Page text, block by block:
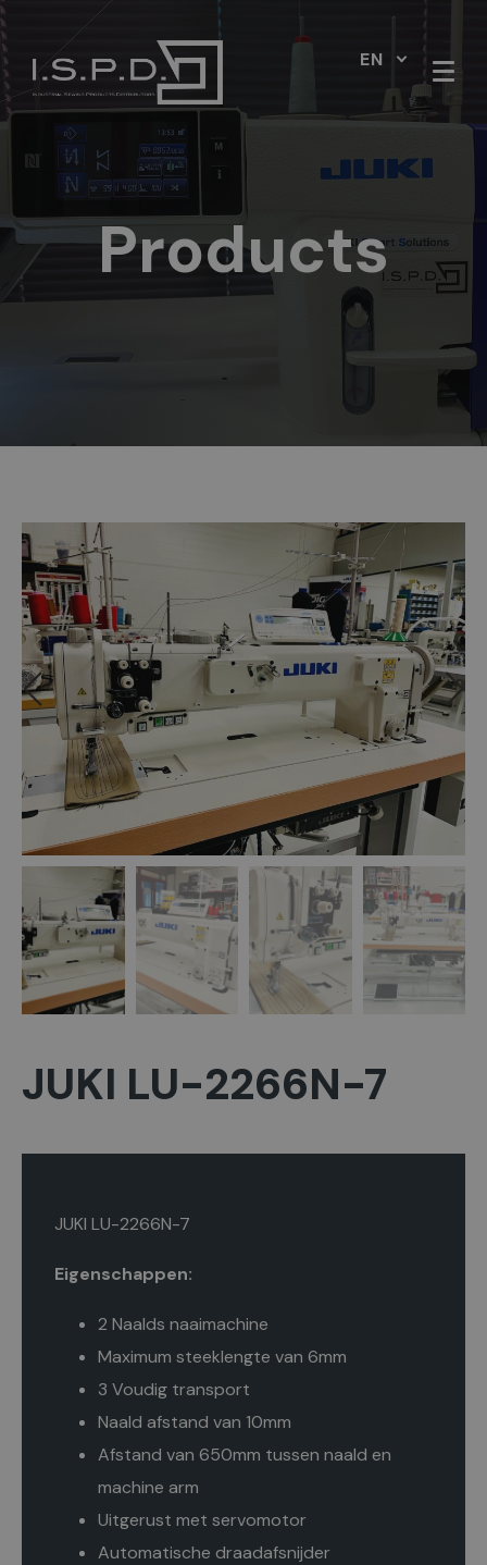
EN
Products
JUKI LU-2266N-7
JUKI LU-2266N-7
Eigenschappen:
2 Naalds naaimachine
Maximum steeklengte van 6mm
3 Voudig transport
Naald afstand van 10mm
Afstand van 650mm tussen naald en
machine arm
Uitgerust met servomotor
Automatische draadafsnijder